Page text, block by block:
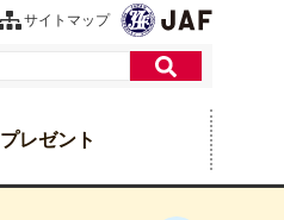
サイトマップ
プレゼント